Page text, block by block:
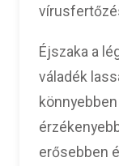
Éjszaka a
váladék
erősebben